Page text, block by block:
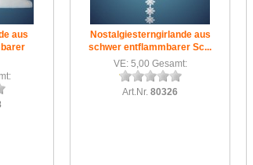
aus
Nostalgiesterngirlande aus
schwer entflammbarer Sc...
VE: 5,00 Gesamt:
Art.Nr. 80326